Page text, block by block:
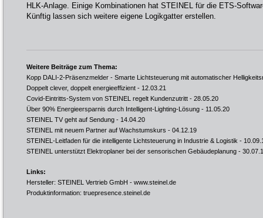
HLK-Anlage. Einige Kombinationen hat STEINEL für die ETS-
Künftig lassen sich weitere eigene Logikgatter erstellen.
Weitere Beiträge zum Thema:
Kopp DALI-2-Präsenzmelder - Smarte Lichtsteuerung mit automatischer
Doppelt clever, doppelt energieeffizient - 12.03.21
Covid-Eintritts-System von STEINEL regelt Kundenzutritt - 28.05.20
Über 90% Energieersparnis durch Intelligent-Lighting-Lösung - 11.05.20
STEINEL TV geht auf Sendung - 14.04.20
STEINEL mit neuem Partner auf Wachstumskurs - 04.12.19
STEINEL-Leitfaden für die intelligente Lichtsteuerung in Industrie & Logistik -
STEINEL unterstützt Elektroplaner bei der sensorischen Gebäudeplanung -
Links:
Hersteller: STEINEL Vertrieb GmbH - www.steinel.de
Produktinformation: truepresence.steinel.de